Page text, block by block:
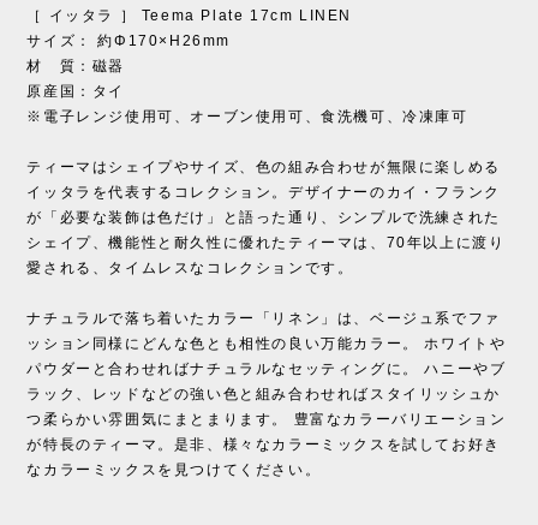
［ イッタラ ］ Teema Plate 17cm LINEN
サイズ： 約Φ170×H26mm
材 質：磁器
原産国：タイ
※電子レンジ使用可、オーブン使用可、食洗機可、冷凍庫可
ティーマはシェイプやサイズ、色の組み合わせが無限に楽しめる
イッタラを代表するコレクション。デザイナーのカイ・フランク
が「必要な装飾は色だけ」と語った通り、シンプルで洗練された
シェイプ、機能性と耐久性に優れたティーマは、70年以上に渡り
愛される、タイムレスなコレクションです。
ナチュラルで落ち着いたカラー「リネン」は、ベージュ系でファ
ッション同様にどんな色とも相性の良い万能カラー。 ホワイトや
パウダーと合わせればナチュラルなセッティングに。 ハニーやブ
ラック、レッドなどの強い色と組み合わせればスタイリッシュか
つ柔らかい雰囲気にまとまります。 豊富なカラーバリエーション
が特長のティーマ。是非、様々なカラーミックスを試してお好き
なカラーミックスを見つけてください。